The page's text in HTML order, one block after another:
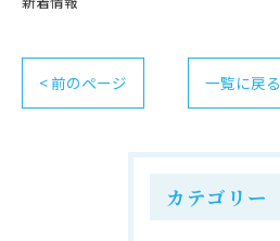
< 前のページ 一覧に戻る
カテゴリー